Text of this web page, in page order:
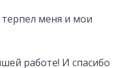
меня и мои
работе! И спасибо